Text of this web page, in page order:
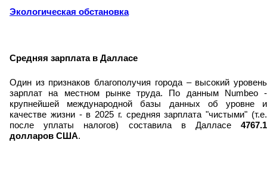
Экологическая обстановка
Средняя зарплата в Далласе
Один из признаков благополучия города – высокий уровень
зарплат на местном рынке труда. По данным Numbeo -
крупнейшей международной базы данных об уровне и
качестве жизни - в 2025 г. средняя зарплата "чистыми" (т.е.
после уплаты налогов) составила в Далласе 4767.1
долларов США.